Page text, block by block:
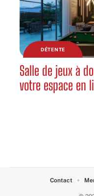
DÉTENTE
Salle de jeux à
votre espace en
Contact